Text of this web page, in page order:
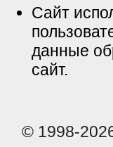
Сайт
данные
сайт.
© 1998-